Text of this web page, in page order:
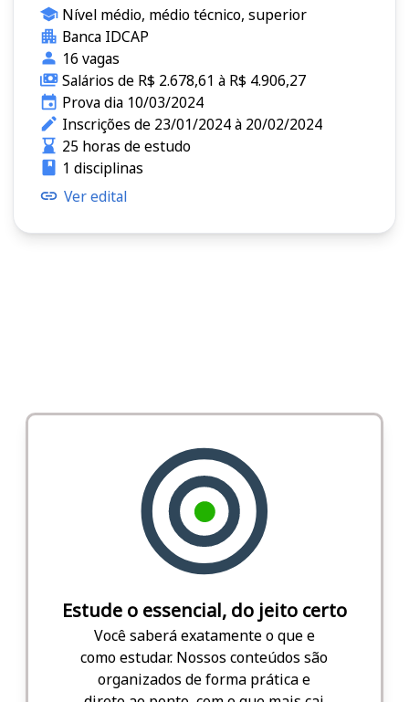
Nível médio, médio técnico, superior
Banca IDCAP
16 vagas
Salários de R$ 2.678,61 à R$ 4.906,27
Prova dia 10/03/2024
Inscrições de 23/01/2024 à 20/02/2024
25 horas de estudo
1 disciplinas
Ver edital
Estude o essencial, do jeito certo
Você saberá exatamente o que e
como estudar. Nossos conteúdos são
organizados de forma prática e